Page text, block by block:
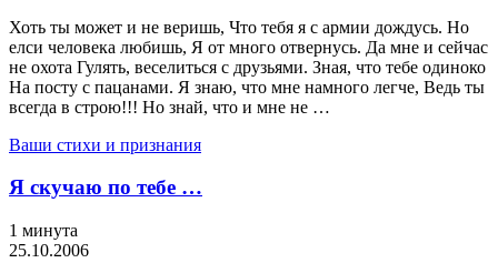
Хоть ты может и не веришь, Что тебя я с армии дождусь. Но
елси человека любишь, Я от много отвернусь. Да мне и сейчас
не охота Гулять, веселиться с друзьями. Зная, что тебе одиноко
На посту с пацанами. Я знаю, что мне намного легче, Ведь ты
всегда в строю!!! Но знай, что и мне не …
Ваши стихи и признания
Я скучаю по тебе …
1 минута
25.10.2006